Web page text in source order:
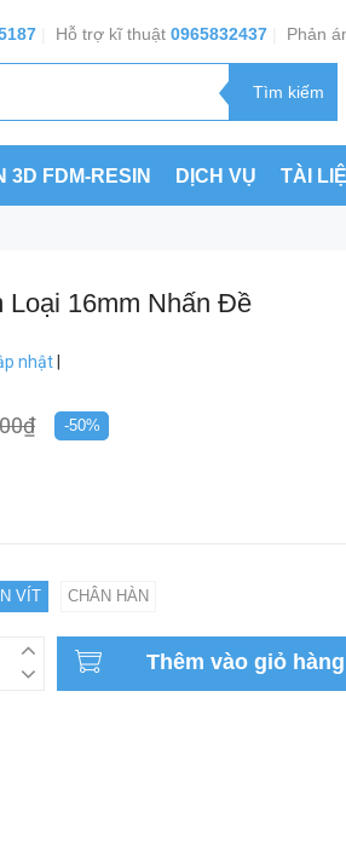
| Hỗ trợ kĩ thuật 0965832437| Phản
3D FDM-RESIN DỊCH VỤ TÀI
Loại 16mm Nhấn Đề
nhật
-50%
VÍT CHÂN HÀN
Thêm vào giỏ hàng